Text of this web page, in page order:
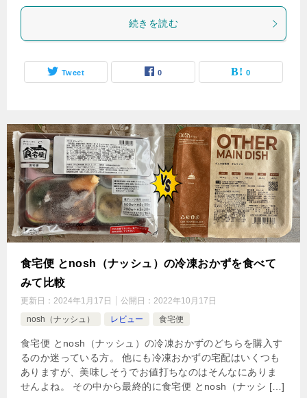
続きを読む
Tweet 0 0
食宅便 とnosh（ナッシュ）の冷凍おかずを食べて
みて比較
更新日： 2024年1月17日 公開日： 2022年10月17日
nosh（ナッシュ）
レビュー 食宅便
食宅便 とnosh（ナッシュ）の冷凍おかずのどちらを購入す
るのか迷っている方。 他にも冷凍おかずの宅配はいくつも
ありますが、美味しそうでお値打ちなのはそんなにありま
せんよね。 その中から最終的に食宅便 とnosh（ナッシ […]